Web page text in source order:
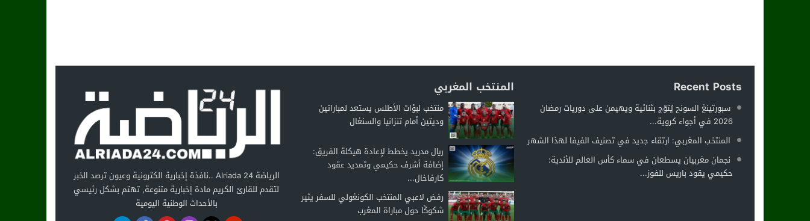
Recent Posts
سبورتينغ السونح يُتوّج بثنائية ويهيمن على دوريات رمضان
2026 في أجواء كروية...
المنتخب المغربي: ارتقاء جديد في تصنيف الفيفا لهذا الشهر
نجمان مغربيان يسطعان في سماء كأس العالم للأندية:
حكيمي يقود باريس للفوز...
المنتخب المغربي
منتخب لبؤات الأطلس يستعد لمباراتين
وديتين أمام تنزانيا والسنغال
ريال مدريد يخطط لإعادة هيكلة الفريق:
إضافة أشرف حكيمي وتمديد عقود
كارفاخال...
رفض لاعبي المنتخب الكونغولي للسفر يثير
شكوكًا حول مباراة المغرب
الرياضة Alriada 24 ..نافذة إخبارية الكترونية وعيون ترصد الخبر
لتقدم للقارئ الكريم مادة إخبارية متنوعة, تهتم بشكل رئيسي
بالأحداث الوطنية اليومية